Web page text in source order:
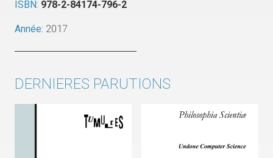
ISBN: 978-2-84174-796-2
Année: 2017
DERNIERES PARUTIONS